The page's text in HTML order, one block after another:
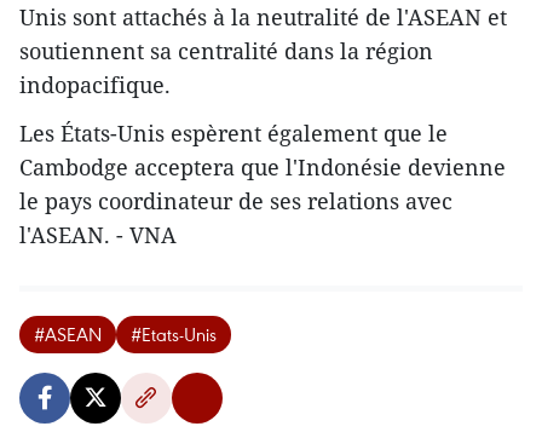
Unis sont attachés à la neutralité de l'ASEAN et
soutiennent sa centralité dans la région
indopacifique.
Les États-Unis espèrent également que le
Cambodge acceptera que l'Indonésie devienne
le pays coordinateur de ses relations avec
l'ASEAN. - VNA
#ASEAN #Etats-Unis